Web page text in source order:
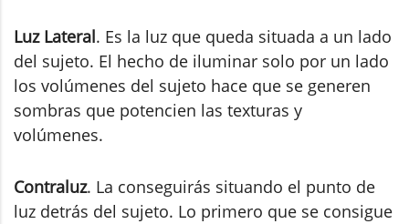
Luz Lateral. Es la luz que queda situada a un lado
del sujeto. El hecho de iluminar solo por un lado
los volúmenes del sujeto hace que se generen
sombras que potencien las texturas y
volúmenes.
Contraluz. La conseguirás situando el punto de
luz detrás del sujeto. Lo primero que se consigue